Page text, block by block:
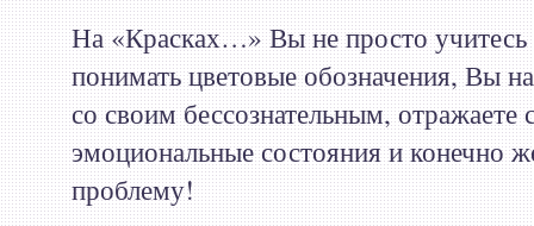
На «Красках…» Вы не просто учитесь
понимать цветовые обозначения, Вы
со своим бессознательным, отражаете
эмоциональные состояния и конечно
проблему!